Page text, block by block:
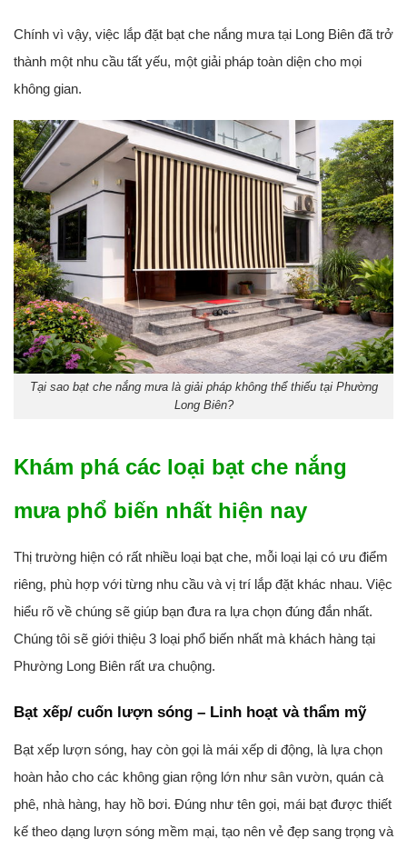
Chính vì vậy, việc lắp đặt bạt che nắng mưa tại Long Biên đã trở
thành một nhu cầu tất yếu, một giải pháp toàn diện cho mọi
không gian.
Tại sao bạt che nắng mưa là giải pháp không thể thiếu tại Phường
Long Biên?
Khám phá các loại bạt che nắng
mưa phổ biến nhất hiện nay
Thị trường hiện có rất nhiều loại bạt che, mỗi loại lại có ưu điểm
riêng, phù hợp với từng nhu cầu và vị trí lắp đặt khác nhau. Việc
hiểu rõ về chúng sẽ giúp bạn đưa ra lựa chọn đúng đắn nhất.
Chúng tôi sẽ giới thiệu 3 loại phổ biến nhất mà khách hàng tại
Phường Long Biên rất ưa chuộng.
Bạt xếp/ cuốn lượn sóng – Linh hoạt và thẩm mỹ
Bạt xếp lượn sóng, hay còn gọi là mái xếp di động, là lựa chọn
hoàn hảo cho các không gian rộng lớn như sân vườn, quán cà
phê, nhà hàng, hay hồ bơi. Đúng như tên gọi, mái bạt được thiết
kế theo dạng lượn sóng mềm mại, tạo nên vẻ đẹp sang trọng và